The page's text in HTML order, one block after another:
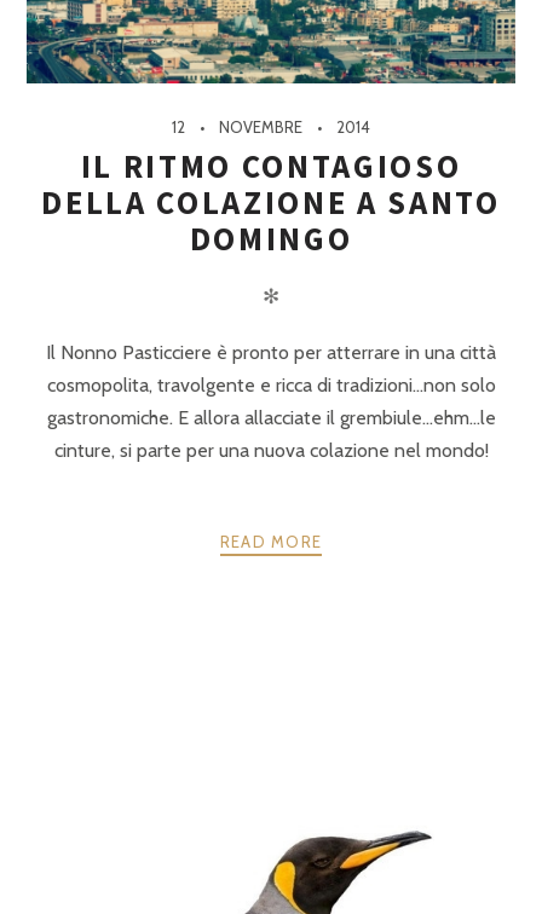
12 NOVEMBRE 2014
IL RITMO CONTAGIOSO
DELLA COLAZIONE A SANTO
DOMINGO
✻
Il Nonno Pasticciere è pronto per atterrare in una città
cosmopolita, travolgente e ricca di tradizioni…non solo
gastronomiche. E allora allacciate il grembiule…ehm…le
cinture, si parte per una nuova colazione nel mondo!
READ MORE